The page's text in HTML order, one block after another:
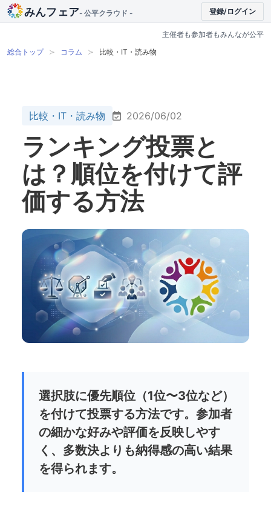
みんフェア- 公平クラウド - 登録/ログイン
主催者も参加者もみんなが公平
総合トップ
コラム 比較・IT・読み物
比較・IT・読み物 2026/06/02
ランキング投票と
は？順位を付けて評
価する方法
選択肢に優先順位（1位〜3位など）
を付けて投票する方法です。参加者
の細かな好みや評価を反映しやす
く、多数決よりも納得感の高い結果
を得られます。